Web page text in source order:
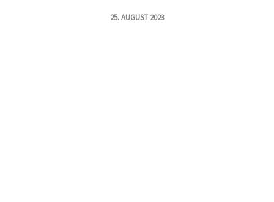
25. AUGUST 2023